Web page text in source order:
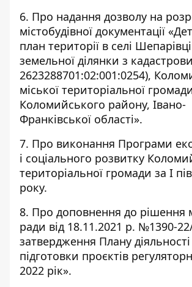
6. Про надання дозволу на
містобудівної документації
план території в селі
земельної ділянки з
2623288701:02:001:0254),
міської територіальної
Коломийського району, Івано-
Франківської області».
7. Про виконання Програми
і соціального розвитку
територіальної громади за І
року.
8. Про доповнення до рішення
ради від 18.11.2021 p. №1390-
затвердження Плану діяльності
підготовки проєктів
2022 рік».